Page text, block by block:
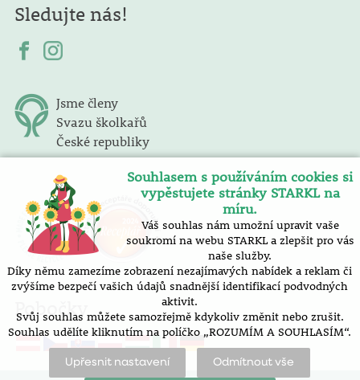
Sledujte nás!
Jsme členy
Svazu školkařů
České republiky
Pobočky
Souhlasem s používáním cookies si
vypěstujete stránky STARKL na
míru.
Váš souhlas nám umožní upravit vaše
soukromí na webu STARKL a zlepšit pro vás
naše služby.
Díky němu zamezíme zobrazení nezajímavých nabídek a reklam či
zvýšíme bezpečí vašich údajů snadnější identifikací podvodných
aktivit.
Svůj souhlas můžete samozřejmě kdykoliv změnit nebo zrušit.
Souhlas udělíte kliknutím na políčko „ROZUMÍM A SOUHLASÍM“.
Upřesnit nastavení Odmítnout vše